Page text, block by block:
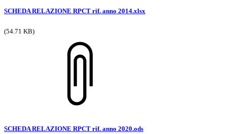
SCHEDA RELAZIONE RPCT rif. anno 2014.xlsx
(54.71 KB)
SCHEDA RELAZIONE RPCT rif. anno 2020.ods